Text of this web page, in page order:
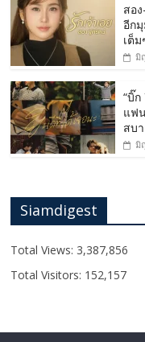
สอ
อีก
เต็ม
มิ
“บิ๊ก
แฟ
สบ
มิ
Siamdigest
Total Views: 3,387,856
Total Visitors: 152,157